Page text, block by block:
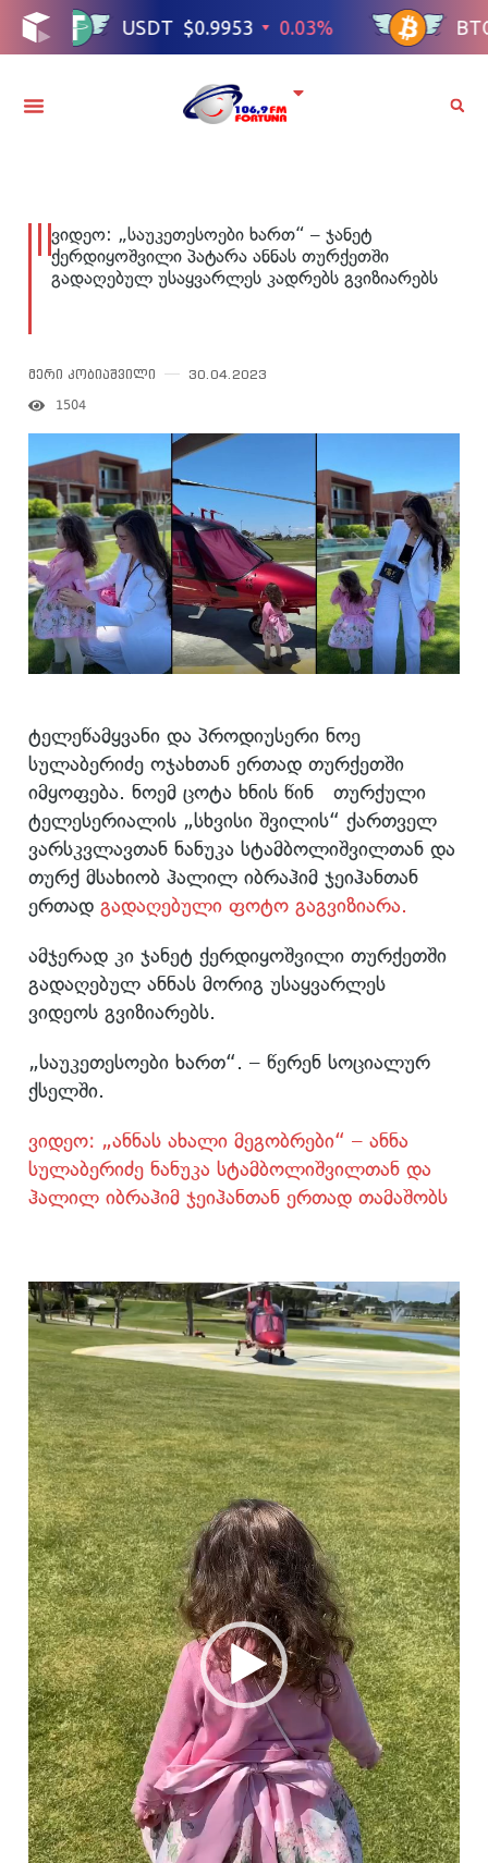
ვიდეო: „საუკეთესოები ხართ“ – ჯანეტ
ქერდიყოშვილი პატარა ანნას თურქეთში
გადაღებულ უსაყვარლეს კადრებს გვიზიარებს
მერი კობიაშვილი 30.04.2023
1504
ტელეწამყვანი და პროდიუსერი ნოე
სულაბერიძე ოჯახთან ერთად თურქეთში
იმყოფება. ნოემ ცოტა ხნის წინ თურქული
ტელესერიალის „სხვისი შვილის“ ქართველ
ვარსკვლავთან ნანუკა სტამბოლიშვილთან და
თურქ მსახიობ ჰალილ იბრაჰიმ ჯეიჰანთან
ერთად გადაღებული ფოტო გაგვიზიარა.
ამჯერად კი ჯანეტ ქერდიყოშვილი თურქეთში
გადაღებულ ანნას მორიგ უსაყვარლეს
ვიდეოს გვიზიარებს.
„საუკეთესოები ხართ“. – წერენ სოციალურ
ქსელში.
ვიდეო: „ანნას ახალი მეგობრები“ – ანნა
სულაბერიძე ნანუკა სტამბოლიშვილთან და
ჰალილ იბრაჰიმ ჯეიჰანთან ერთად თამაშობს
ვიდეო
დამკვრელი